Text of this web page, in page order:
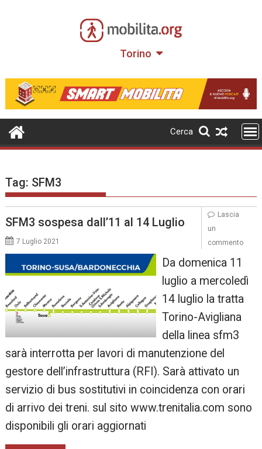
Torino
Cerca
Tag: SFM3
SFM3 sospesa dall’11 al 14 Luglio
7 Luglio 2021
Da domenica 11
luglio a mercoledì
14 luglio la tratta
Torino-Avigliana
della linea sfm3
sarà interrotta per lavori di manutenzione del
gestore dell’infrastruttura (RFI). Sarà attivato un
servizio di bus sostitutivi in coincidenza con orari
di arrivo dei treni. sul sito www.trenitalia.com sono
disponibili gli orari aggiornati
Lascia
un
commento